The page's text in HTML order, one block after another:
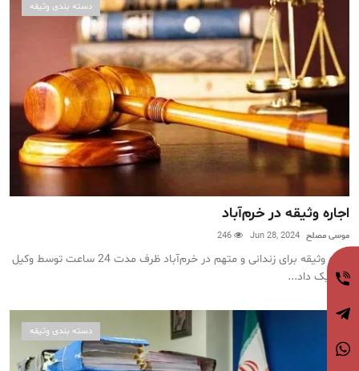
دسته بندی وثیقه
اجاره وثیقه در خرم‌آباد
موسی مصلح Jun 28, 2024
اجاره وثیقه برای زندانی و متهم در خرم‌آباد ظرف مدت 24 ساعت توسط وکیل
پایه یک داد...
دسته بندی وثیقه